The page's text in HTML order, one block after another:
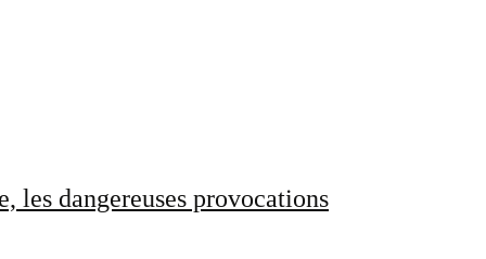
les dangereuses provocations